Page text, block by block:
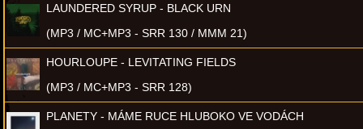
LAUNDERED SYRUP - BLACK URN
(MP3 / MC+MP3 - SRR 130 / MMM 21)
HOURLOUPE - LEVITATING FIELDS
(MP3 / MC+MP3 - SRR 128)
PLANETY - MÁME RUCE HLUBOKO VE VODÁCH